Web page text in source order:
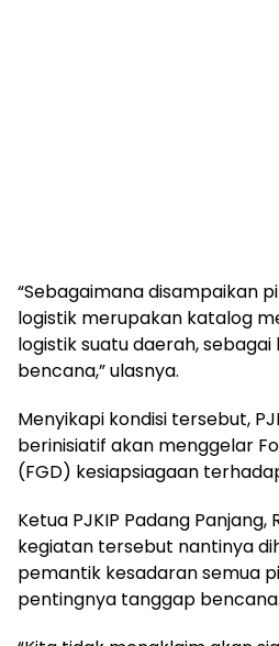
“Sebagaimana disampaikan
logistik merupakan katalog
logistik suatu daerah,
bencana,” ulasnya.
Menyikapi kondisi tersebut,
berinisiatif akan menggelar
(FGD) kesiapsiagaan
Ketua PJKIP Padang
kegiatan tersebut nantinya
pemantik kesadaran semua
pentingnya tanggap bencana.